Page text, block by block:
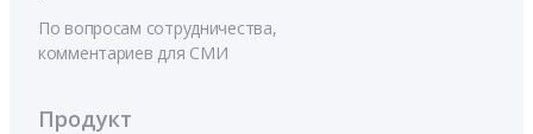
По вопросам сотрудничества,
комментариев для СМИ
Продукт